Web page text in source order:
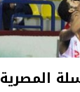
المصرية